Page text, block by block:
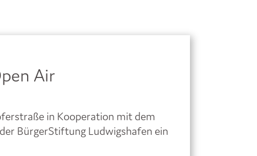
Air
in Kooperation mit dem
BürgerStiftung Ludwigshafen ein